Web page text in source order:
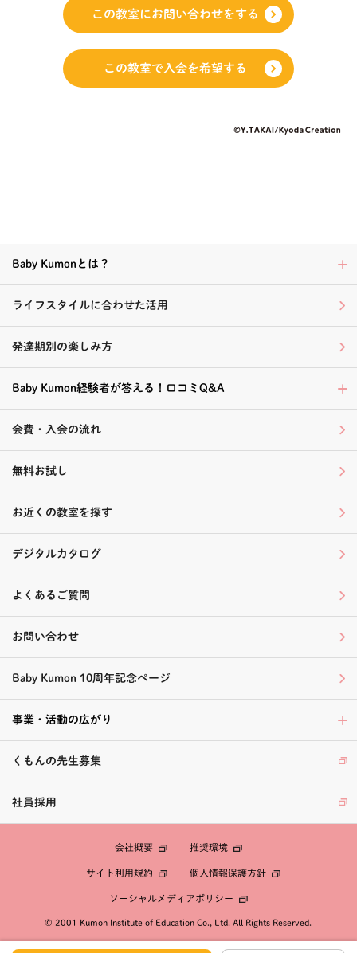
この教室にお問い合わせをする
この教室で入会を希望する
Baby Kumonとは？
ライフスタイルに合わせた活用
発達期別の楽しみ方
Baby Kumon経験者が答える！口コミQ&A
会費・入会の流れ
無料お試し
お近くの教室を探す
デジタルカタログ
よくあるご質問
お問い合わせ
Baby Kumon 10周年記念ページ
事業・活動の広がり
くもんの先生募集
社員採用
会社概要 推奨環境
サイト利用規約 個人情報保護方針
ソーシャルメディアポリシー
© 2001 Kumon Institute of Education Co., Ltd. All Rights Reserved.